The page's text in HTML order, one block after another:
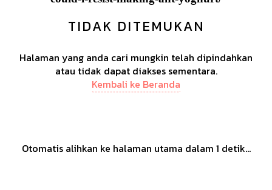
TIDAK DITEMUKAN
Halaman yang anda cari mungkin telah dipindahkan
atau tidak dapat diakses sementara.
Kembali ke Beranda
Otomatis alihkan ke halaman utama dalam 1 detik...